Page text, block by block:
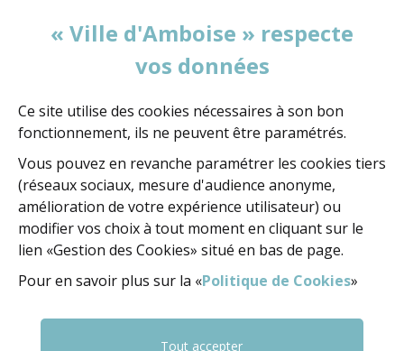
MAIRIE D'AMBOISE
BP 247 - 37402 Amboise Cedex
02 47 23 47 23
NOUS ÉCRIRE
NOUS SUIVRE FACEBOOKFACEBOOK
YOUTUBE
« Ville d'Amboise » respecte
vos données
Ce site utilise des cookies nécessaires à son bon
fonctionnement, ils ne peuvent être paramétrés.
Vous pouvez en revanche paramétrer les cookies tiers
(réseaux sociaux, mesure d'audience anonyme,
amélioration de votre expérience utilisateur) ou
modifier vos choix à tout moment en cliquant sur le
lien «Gestion des Cookies» situé en bas de page.
Pour en savoir plus sur la «Politique de Cookies»
Tout accepter